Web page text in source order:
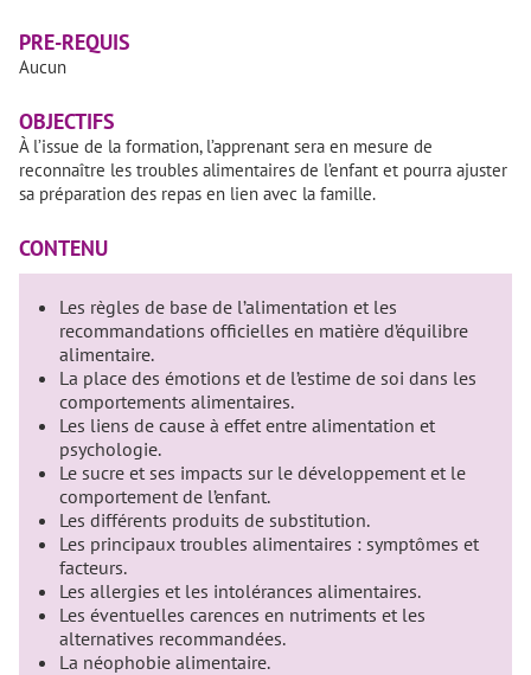
PRE-REQUIS
Aucun
OBJECTIFS
À l’issue de la formation, l’apprenant sera en mesure de
reconnaître les troubles alimentaires de l’enfant et pourra ajuster
sa préparation des repas en lien avec la famille.
CONTENU
Les règles de base de l’alimentation et les
recommandations officielles en matière d’équilibre
alimentaire.
La place des émotions et de l’estime de soi dans les
comportements alimentaires.
Les liens de cause à effet entre alimentation et
psychologie.
Le sucre et ses impacts sur le développement et le
comportement de l’enfant.
Les différents produits de substitution.
Les principaux troubles alimentaires : symptômes et
facteurs.
Les allergies et les intolérances alimentaires.
Les éventuelles carences en nutriments et les
alternatives recommandées.
La néophobie alimentaire.